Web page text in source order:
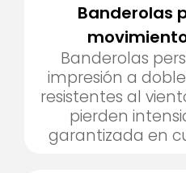
Banderolas
Banderolas
impresión a
resistentes al
pierden
garantizada en